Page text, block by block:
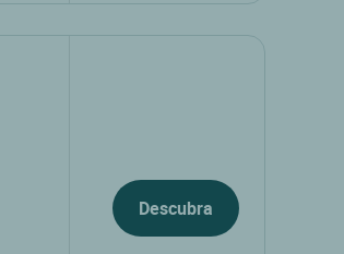
Descubra